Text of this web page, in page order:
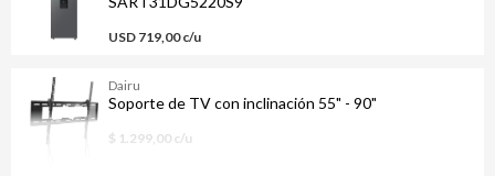
USD 719,00 c/u
Dairu
Soporte de TV con inclinación 55" - 90"
$ 1.299,00 c/u